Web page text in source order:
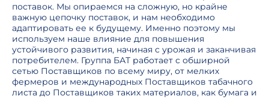
поставок. Мы опираемся на сложную, но крайне
важную цепочку поставок, и нам необходимо
адаптировать ее к будущему. Именно поэтому мы
используем наше влияние для повышения
устойчивого развития, начиная с урожая и заканчивая
потребителем. Группа БАТ работает с обширной
сетью Поставщиков по всему миру, от мелких
фермеров и международных Поставщиков табачного
листа до Поставщиков таких материалов, как бумага и